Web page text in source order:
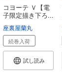
コヨーテ Ｖ【電
子限定描き下ろ...
座裏屋蘭丸
続巻入荷
試し読み